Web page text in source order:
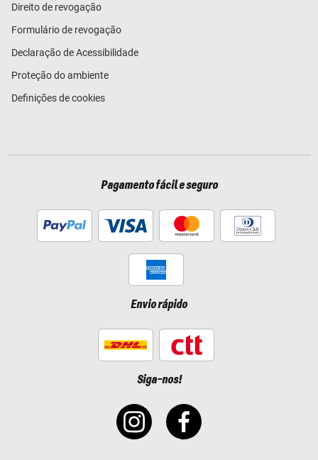
Direito de revogação
Formulário de revogação
Declaração de Acessibilidade
Proteção do ambiente
Definições de cookies
Pagamento fácil e seguro
Envio rápido
Siga-nos!